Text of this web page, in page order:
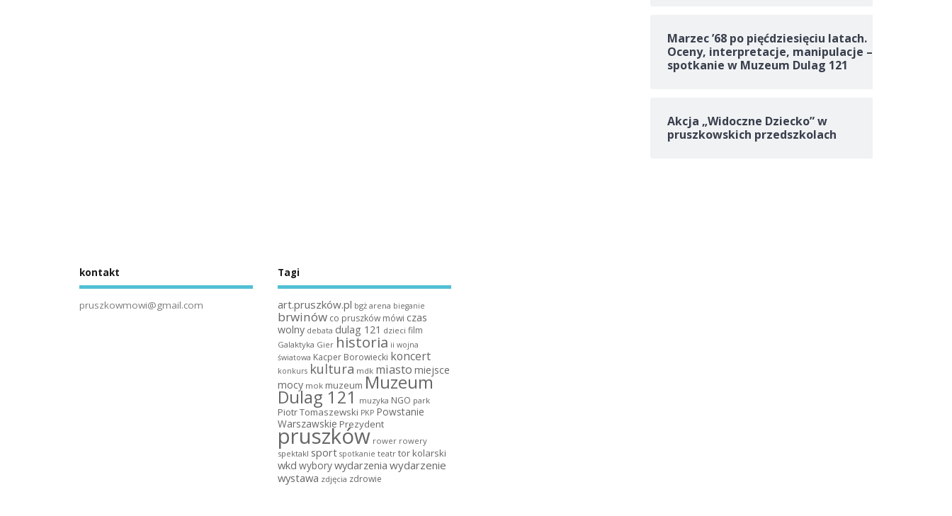
Marzec ’68 po pięćdziesięciu latach.
Oceny, interpretacje, manipulacje –
spotkanie w Muzeum Dulag 121
Akcja „Widoczne Dziecko” w
pruszkowskich przedszkolach
kontakt
pruszkowmowi@gmail.com
Tagi
art.pruszków.pl bgż arena bieganie
brwinów co pruszków mówi czas
wolny debata dulag 121 dzieci film
Galaktyka Gier historia ii wojna
światowa Kacper Borowiecki koncert
konkurs kultura mdk miasto miejsce
mocy mok muzeum Muzeum
Dulag 121 muzyka NGO park
Piotr Tomaszewski PKP Powstanie
Warszawskie Prezydent
pruszków rower rowery
spektakl sport spotkanie teatr tor kolarski
wkd wyborywydarzenia wydarzenie
wystawa zdjęcia zdrowie